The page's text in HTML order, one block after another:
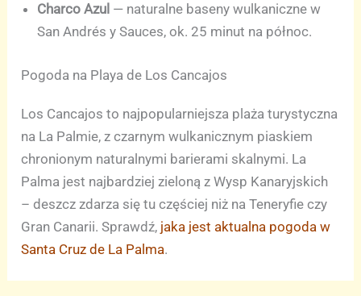
Charco Azul — naturalne baseny wulkaniczne w
San Andrés y Sauces, ok. 25 minut na północ.
Pogoda na Playa de Los Cancajos
Los Cancajos to najpopularniejsza plaża turystyczna
na La Palmie, z czarnym wulkanicznym piaskiem
chronionym naturalnymi barierami skalnymi. La
Palma jest najbardziej zieloną z Wysp Kanaryjskich
– deszcz zdarza się tu częściej niż na Teneryfie czy
Gran Canarii. Sprawdź, jaka jest aktualna pogoda w
Santa Cruz de La Palma.